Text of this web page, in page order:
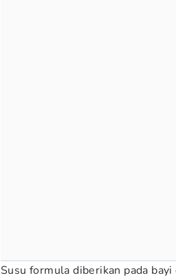
Susu formula diberikan pada